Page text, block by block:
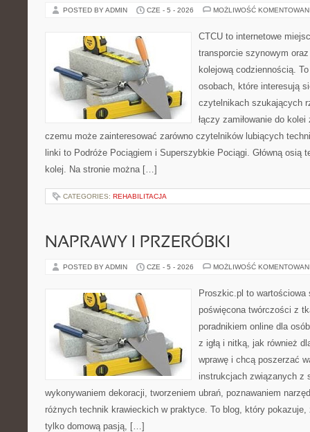
POSTED BY ADMIN CZE - 5 - 2026 MOŻLIWOŚĆ
CTCU to internetowe
transporcie szynowym
kolejową codziennością.
osobach, które interesują
czytelnikach szukających
łączy zamiłowanie do
czemu może zainteresować zarówno czytelników lubiących
linki to Podróże Pociągiem i Superszybkie Pociągi. Główną osią
kolej. Na stronie można […]
CATEGORIES: REHABILITACJA
NAPRAWY I PRZERÓBKI
POSTED BY ADMIN CZE - 5 - 2026 MOŻLIWOŚĆ
Proszkic.pl to wartościowa
poświęcona twórczości z
poradnikiem online dla
z igłą i nitką, jak również
wprawę i chcą poszerzać
instrukcjach związanych z
wykonywaniem dekoracji, tworzeniem ubrań, poznawaniem
różnych technik krawieckich w praktyce. To blog, który
tylko domową pasją, […]